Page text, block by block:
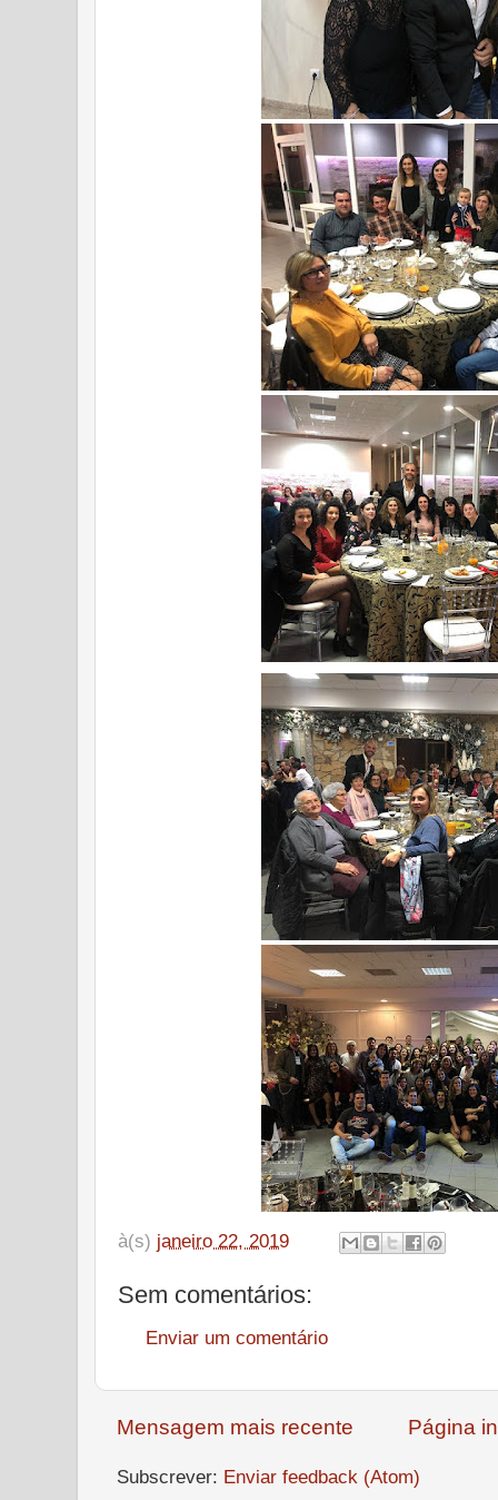
à(s) janeiro 22, 2019
Sem comentários:
Enviar um comentário
Mensagem mais recente Página
Subscrever: Enviar feedback (Atom)